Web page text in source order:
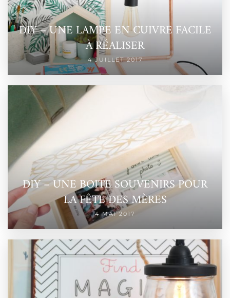
DIY – UNE LAMPE EN CUIVRE FACILE
À RÉALISER
4 JUILLET 2017
DIY – UNE BOITE SOUVENIRS POUR
LA FÊTE DES MÈRES
4 MAI 2017